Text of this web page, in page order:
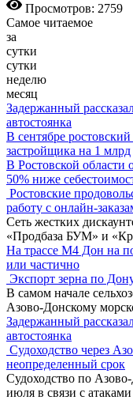
Просмотров: 2759
Самое читаемое
за
сутки
сутки
неделю
месяц
Задержанный
автостоянка
В сентябре
застройщика на 1 млрд
В Ростовской области
50% ниже
Ростовские
работу с онлайн-
Сеть жестких
«Продбаза БУМ» и
На трассе М4 Дон на
или частично
Экспорт зерна по
В самом начале
Азово-Донскому
Задержанный
автостоянка
Судоходство через
неопределенный срок
Судоходство по
июля в связи с